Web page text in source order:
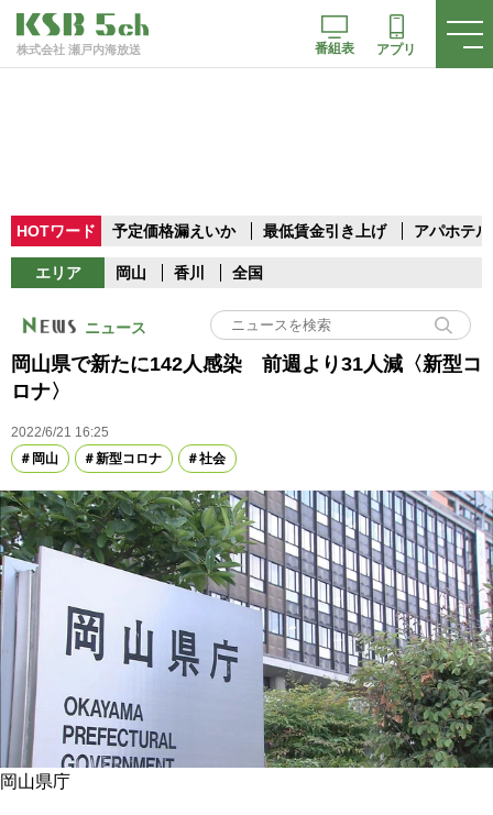
株式会社 瀬戸内海放送 番組表 アプリ
HOTワード 予定価格漏えいか 最低賃金引き上げ アパホテル
エリア 岡山 香川 全国
ニュース
岡山県で新たに142人感染 前週より31人減〈新型コ
ロナ〉
2022/6/21 16:25
岡山
新型コロナ 社会
岡山県庁